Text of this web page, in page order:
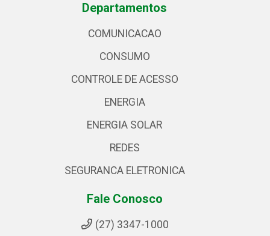
Departamentos
COMUNICACAO
CONSUMO
CONTROLE DE ACESSO
ENERGIA
ENERGIA SOLAR
REDES
SEGURANCA ELETRONICA
Fale Conosco
(27) 3347-1000